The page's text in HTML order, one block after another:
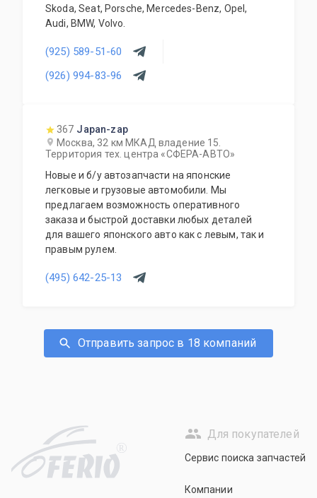
Skoda, Seat, Porsche, Mercedes-Benz, Opel,
Audi, BMW, Volvo.
(925) 589-51-60
(926) 994-83-96
367 Japan-zap
Москва, 32 км МКАД владение 15.
Территория тех. центра «СФЕРА-АВТО»
Новые и б/у автозапчасти на японские
легковые и грузовые автомобили. Мы
предлагаем возможность оперативного
заказа и быстрой доставки любых деталей
для вашего японского авто как с левым, так и
правым рулем.
(495) 642-25-13
Отправить запрос в 18 компаний
R
Для покупателей
Сервис поиска запчастей
Компании